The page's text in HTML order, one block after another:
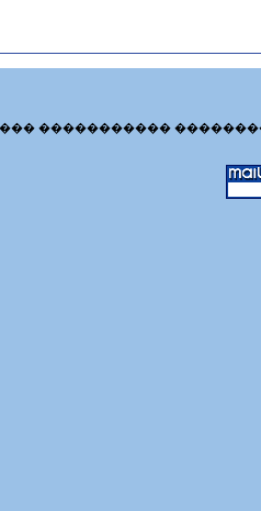
�����������